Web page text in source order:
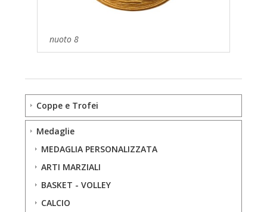
nuoto 8
Coppe e Trofei
Medaglie
MEDAGLIA PERSONALIZZATA
ARTI MARZIALI
BASKET - VOLLEY
CALCIO